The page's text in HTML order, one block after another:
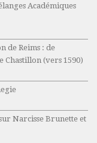
Académiques
de Reims : de
Chastillon (vers 1590)
Narcisse Brunette et